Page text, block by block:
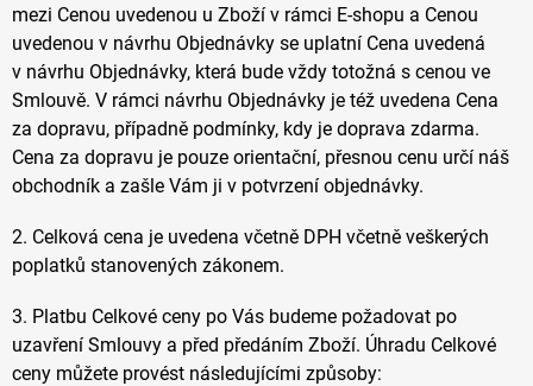
mezi Cenou uvedenou u Zboží v rámci E-shopu a Cenou
uvedenou v návrhu Objednávky se uplatní Cena uvedená
v návrhu Objednávky, která bude vždy totožná s cenou ve
Smlouvě. V rámci návrhu Objednávky je též uvedena Cena
za dopravu, případně podmínky, kdy je doprava zdarma.
Cena za dopravu je pouze orientační, přesnou cenu určí náš
obchodník a zašle Vám ji v potvrzení objednávky.
2. Celková cena je uvedena včetně DPH včetně veškerých
poplatků stanovených zákonem.
3. Platbu Celkové ceny po Vás budeme požadovat po
uzavření Smlouvy a před předáním Zboží. Úhradu Celkové
ceny můžete provést následujícími způsoby: